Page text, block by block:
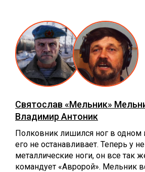
Святослав «Мельник»
Владимир Антоник
Полковник лишился ног в одном
его не останавливает. Теперь у
металлические ноги, он все так
командует «Авророй». Мельник